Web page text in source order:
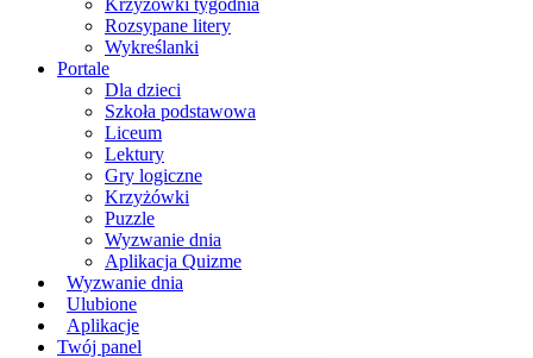
Rozsypane litery
Wykreślanki
Portale
Dla dzieci
Szkoła podstawowa
Liceum
Lektury
Gry logiczne
Krzyżówki
Puzzle
Wyzwanie dnia
Aplikacja Quizme
Wyzwanie dnia
Ulubione
Aplikacje
Twój panel